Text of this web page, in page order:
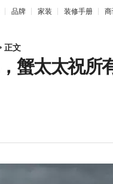
品牌 家装 装修手册
正文
蟹太太祝所